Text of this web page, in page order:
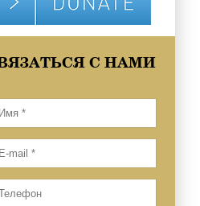
С НАМИ